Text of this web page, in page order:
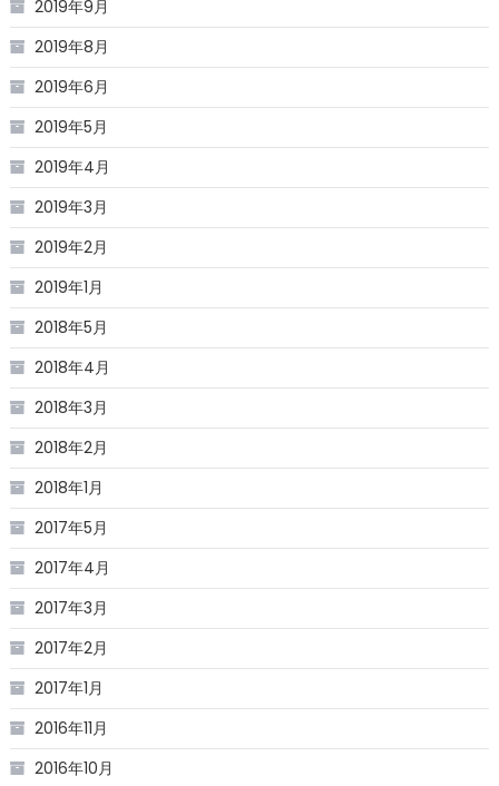
2019年9月
2019年8月
2019年6月
2019年5月
2019年4月
2019年3月
2019年2月
2019年1月
2018年5月
2018年4月
2018年3月
2018年2月
2018年1月
2017年5月
2017年4月
2017年3月
2017年2月
2017年1月
2016年11月
2016年10月